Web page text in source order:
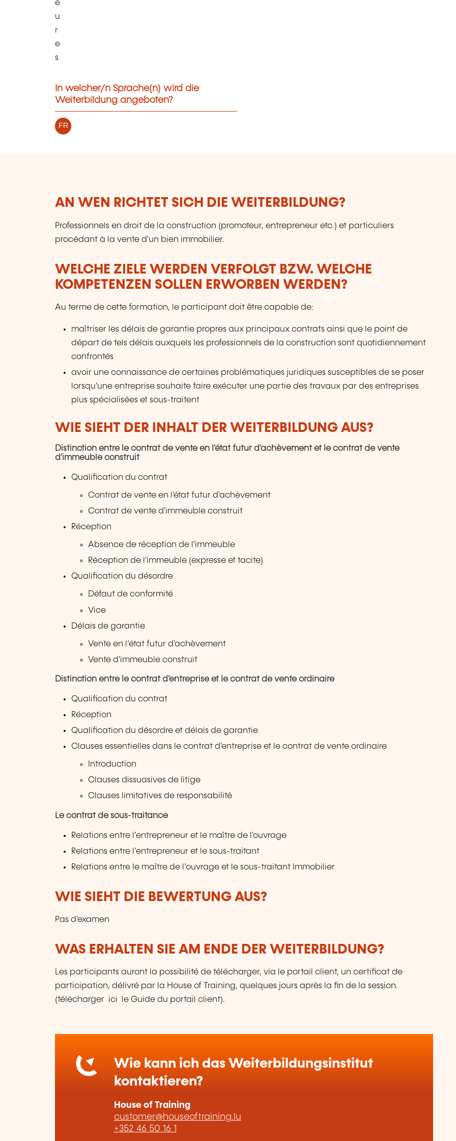
e
u
r
e
s
In welcher/n Sprache(n) wird die
Weiterbildung angeboten?
FR
AN WEN RICHTET SICH DIE WEITERBILDUNG?
Professionnels en droit de la construction (promoteur, entrepreneur etc.) et particuliers
procédant à la vente d'un bien immobilier.
WELCHE ZIELE WERDEN VERFOLGT BZW. WELCHE
KOMPETENZEN SOLLEN ERWORBEN WERDEN?
Au terme de cette formation, le participant doit être capable de:
maîtriser les délais de garantie propres aux principaux contrats ainsi que le point de
départ de tels délais auxquels les professionnels de la construction sont quotidiennement
confrontés
avoir une connaissance de certaines problématiques juridiques susceptibles de se poser
lorsqu'une entreprise souhaite faire exécuter une partie des travaux par des entreprises
plus spécialisées et sous-traitent
WIE SIEHT DER INHALT DER WEITERBILDUNG AUS?
Distinction entre Ie contrat de vente en I'état futur d'achèvement et Ie contrat de vente
d'immeuble construit
Qualification du contrat
Contrat de vente en l'état futur d'achèvement
Contrat de vente d'immeuble construit
Réception
Absence de réception de l'immeuble
Réception de l'immeuble (expresse et tacite)
Qualification du désordre
Défaut de conformité
Vice
Délais de garantie
Vente en l‘état futur d'achèvement
Vente d'immeuble construit
Distinction entre Ie contrat d'entreprise et Ie contrat de vente ordinaire
Qualification du contrat
Réception
Qualification du désordre et délais de garantie
Clauses essentielles dans le contrat d'entreprise et le contrat de vente ordinaire
Introduction
Clauses dissuasives de litige
Clauses limitatives de responsabilité
Le contrat de sous-traitance
Relations entre l’entrepreneur et le maître de l'ouvrage
Relations entre l’entrepreneur et le sous-traitant
Relations entre le maître de l’ouvrage et le sous-traitant Immobilier
WIE SIEHT DIE BEWERTUNG AUS?
Pas d'examen
WAS ERHALTEN SIE AM ENDE DER WEITERBILDUNG?
Les participants auront la possibilité de télécharger, via le portail client, un certificat de
participation, délivré par la House of Training, quelques jours après la fin de la session.
(télécharger ici le Guide du portail client).
Wie kann ich das Weiterbildungsinstitut
kontaktieren?
House of Training
customer@houseoftraining.lu
+352 46 50 16 1